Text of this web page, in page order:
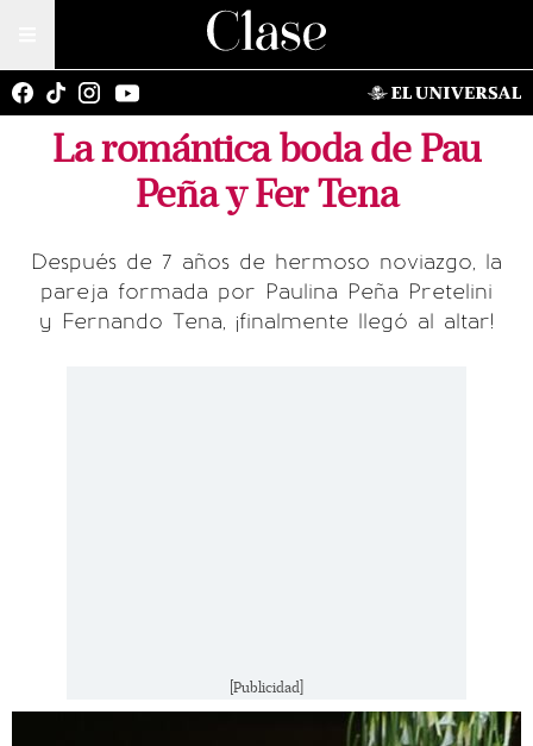
La romántica boda de Pau
Peña y Fer Tena
Después de 7 años de hermoso noviazgo, la
pareja formada por Paulina Peña Pretelini
y Fernando Tena, ¡finalmente llegó al altar!
[Publicidad]